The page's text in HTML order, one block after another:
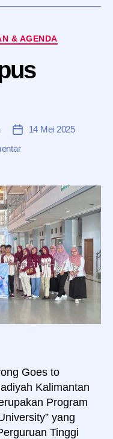
& AGENDA
Tanggal
14 Mei 2025
pada
Campus
UMKT
Goes to
Kalimantan
Program
yang
Tinggi